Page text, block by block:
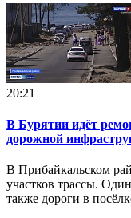
20:21
В Бурятии идёт
дорожной
В Прибайкальском
участков трассы.
также дороги в